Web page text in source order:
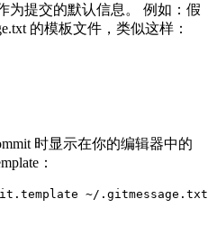
为提交的默认信息。 例如：假
的模板文件，类似这样：
时显示在你的编辑器中的
：
~/.gitmessage.txt